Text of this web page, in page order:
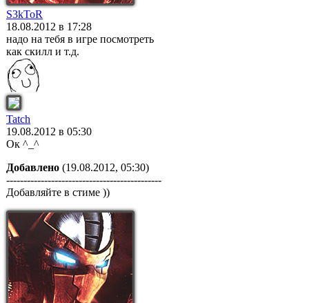
S3kToR
18.08.2012 в 17:28
надо на тебя в игре посмотреть
как скилл и т.д.
Tatch
19.08.2012 в 05:30
Ок ^_^
Добавлено (19.08.2012, 05:30)
---------------------------------------------
Добавляйте в стиме ))